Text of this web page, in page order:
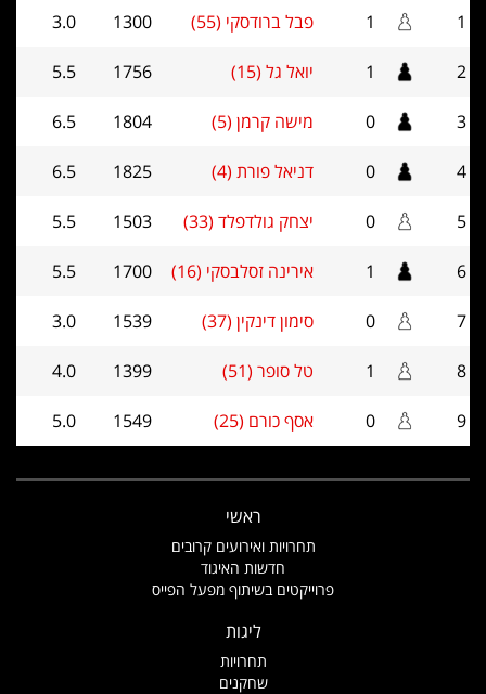
1
1 פבל ברודסקי (55) 1300
3.0
2
1 יואל גל (15) 1756
5.5
3
0 מישה קרמן (5) 1804
6.5
4
0 דניאל פורת (4) 1825
6.5
5
0 יצחק גולדפלד (33) 1503
5.5
6
1 אירינה זסלבסקי (16) 1700
5.5
7
0 סימון דינקין (37) 1539
3.0
8
1 טל סופר (51) 1399
4.0
9
0 אסף כורם (25) 1549
5.0
ראשי
תחרויות ואירועים קרובים
חדשות האיגוד
פרוייקטים בשיתוף מפעל הפייס
ליגות
תחרויות
שחקנים